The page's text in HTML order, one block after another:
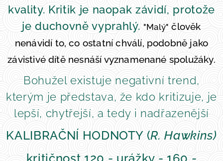
kvality. Kritik je naopak závidí, protože
je duchovně vyprahlý. "Malý" člověk
nenávidí to, co ostatní chválí, podobně jako
závistivé dítě nesnáší vyznamenané spolužáky.
Bohužel existuje negativní trend,
kterým je představa, že kdo kritizuje, je
lepší, chytřejší, a tedy i nadřazenější
KALIBRAČNÍ HODNOTY (R. Hawkins)